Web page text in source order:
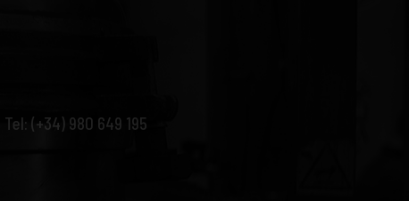
Tel: (+34) 980 649 195